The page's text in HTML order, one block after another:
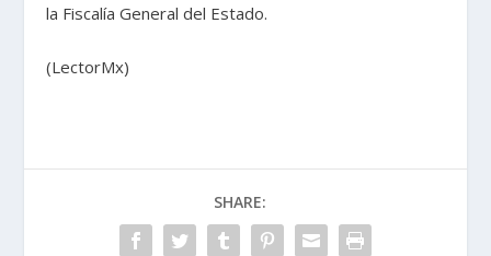
la Fiscalía General del Estado.
(LectorMx)
SHARE: